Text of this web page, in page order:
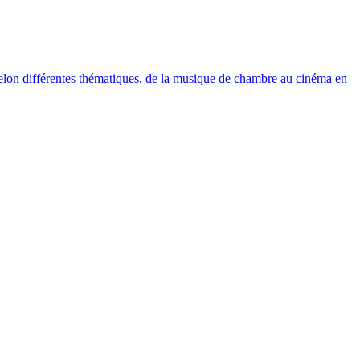
différentes thématiques, de la musique de chambre au cinéma en